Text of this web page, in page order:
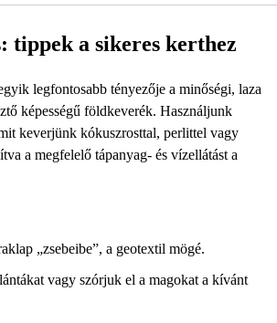
tippek a sikeres kerthez
legfontosabb tényezője a minőségi, laza
képességű földkeverék. Használjunk
keverjünk kókuszrosttal, perlittel vagy
a megfelelő tápanyag- és vízellátást a
„zsebeibe”, a geotextil mögé.
vagy szórjuk el a magokat a kívánt